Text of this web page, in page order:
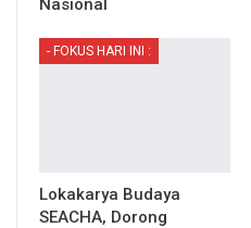
Nasional
- FOKUS HARI INI :
Lokakarya Budaya
SEACHA, Dorong